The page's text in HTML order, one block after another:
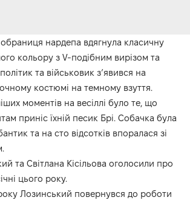
обраниця нардепа вдягнула класичну
кольору з V-подібним вирізом та
та військовик зʼявився на
костюмі на темному взуття.
моментів на весіллі було те, що
приніс їхній песик Брі. Собачка була
та на сто відсотків впоралася зі
та Світлана Кісільова оголосили про
цього року.
Лозинський повернувся до роботи